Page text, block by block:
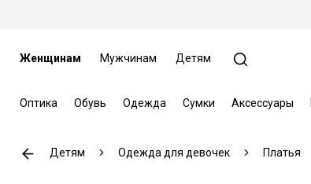
Женщинам Мужчинам Детям
Оптика Обувь Одежда Сумки Аксессуары
Детям Одежда для девочек Платья